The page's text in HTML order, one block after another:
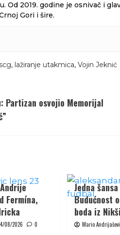
Od 2019. godine je osnivač i
Gori i šire.
, lažiranje utakmica, Vojin Jeknić
Partizan osvojio Memorijal
Fermína,
08/2026 0
Jedna
Budućnost
boda iz
Mario